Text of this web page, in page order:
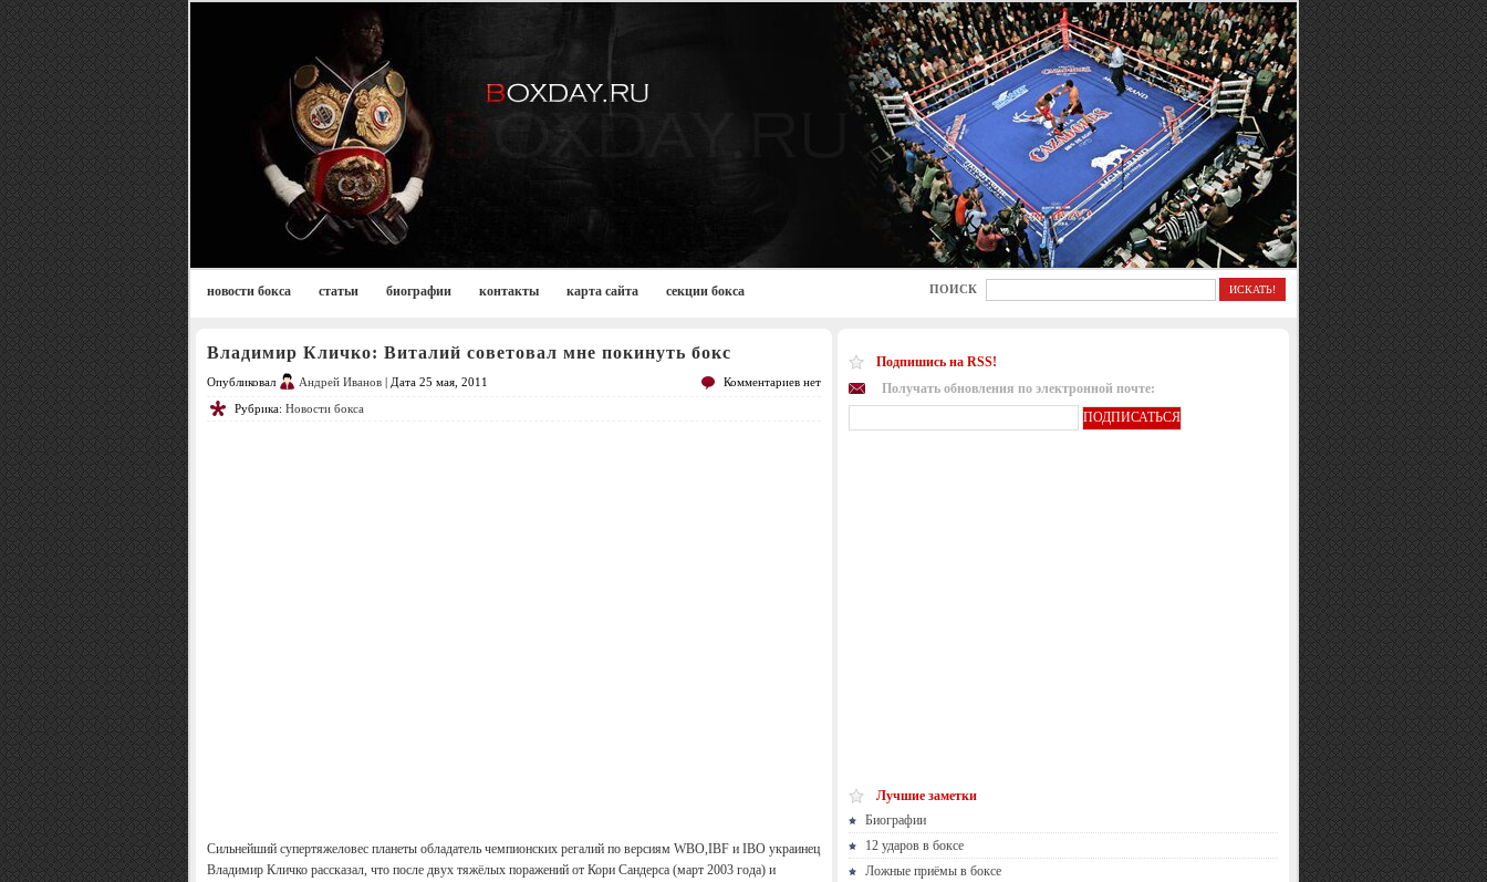
новости бокса статьи биографии контакты карта сайта секции бокса ПОИСК
Владимир Кличко: Виталий советовал мне покинуть бокс
Опубликовал Андрей Иванов | Дата 25 мая, 2011
Комментариев нет
Рубрика: Новости бокса
Сильнейший супертяжеловес планеты обладатель чемпионских регалий по версиям WBO,IBF и IBO украинец
Владимир Кличко рассказал, что после двух тяжёлых поражений от Кори Сандерса (март 2003 года) и
Подпишись на RSS!
Получать обновления по электронной почте:
Лучшие заметки
Биографии
12 ударов в боксе
Ложные приёмы в боксе